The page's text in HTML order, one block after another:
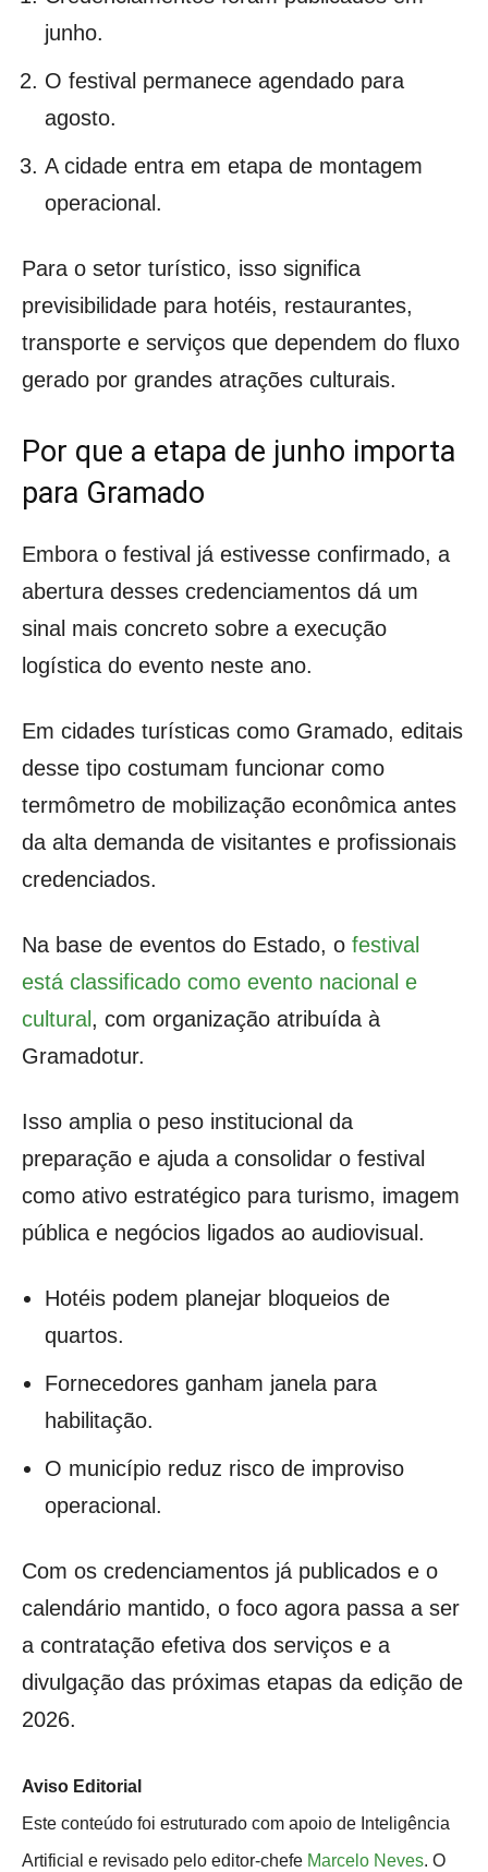
junho.
O festival permanece agendado para
agosto.
A cidade entra em etapa de montagem
operacional.
Para o setor turístico, isso significa
previsibilidade para hotéis, restaurantes,
transporte e serviços que dependem do fluxo
gerado por grandes atrações culturais.
Por que a etapa de junho importa
para Gramado
Embora o festival já estivesse confirmado, a
abertura desses credenciamentos dá um
sinal mais concreto sobre a execução
logística do evento neste ano.
Em cidades turísticas como Gramado, editais
desse tipo costumam funcionar como
termômetro de mobilização econômica antes
da alta demanda de visitantes e profissionais
credenciados.
Na base de eventos do Estado, o festival
está classificado como evento nacional e
cultural , com organização atribuída à
Gramadotur.
Isso amplia o peso institucional da
preparação e ajuda a consolidar o festival
como ativo estratégico para turismo, imagem
pública e negócios ligados ao audiovisual.
Hotéis podem planejar bloqueios de
quartos.
Fornecedores ganham janela para
habilitação.
O município reduz risco de improviso
operacional.
Com os credenciamentos já publicados e o
calendário mantido, o foco agora passa a ser
a contratação efetiva dos serviços e a
divulgação das próximas etapas da edição de
2026.
Aviso Editorial
Este conteúdo foi estruturado com apoio de Inteligência
Artificial e revisado pelo editor-chefe Marcelo Neves. O